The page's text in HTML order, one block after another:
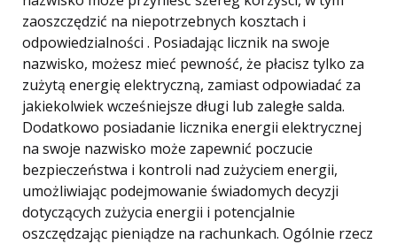
zaoszczędzić na niepotrzebnych kosztach i
odpowiedzialności . Posiadając licznik na swoje
nazwisko, możesz mieć pewność, że płacisz tylko za
zużytą energię elektryczną, zamiast odpowiadać za
jakiekolwiek wcześniejsze długi lub zaległe salda.
Dodatkowo posiadanie licznika energii elektrycznej
na swoje nazwisko może zapewnić poczucie
bezpieczeństwa i kontroli nad zużyciem energii,
umożliwiając podejmowanie świadomych decyzji
dotyczących zużycia energii i potencjalnie
oszczędzając pieniądze na rachunkach. Ogólnie rzecz